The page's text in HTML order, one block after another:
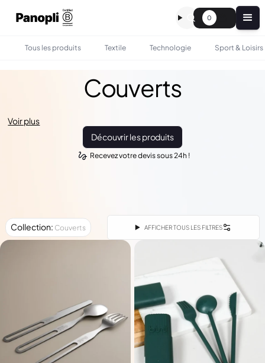
0
Tous les produits Textile Technologie Sport & Loisirs
Couverts
Voir plus
Découvrir les produits
Recevez votre devis sous 24h !
Collection: Couverts AFFICHER TOUS LES FILTRES